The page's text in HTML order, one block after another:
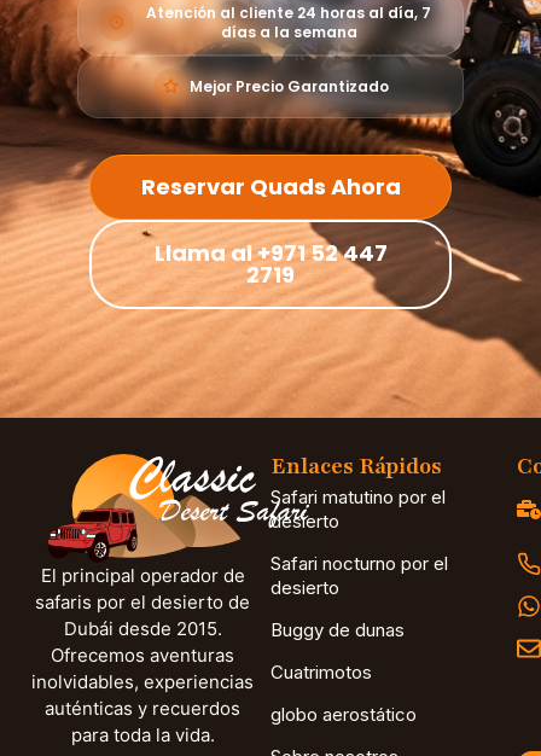
Atención al cliente 24 horas al día, 7
días a la semana
Mejor Precio Garantizado
Reservar Quads Ahora
Llama al +971 52 447
2719
El principal operador de
safaris por el desierto de
Dubái desde 2015.
Ofrecemos aventuras
inolvidables, experiencias
auténticas y recuerdos
para toda la vida.
Enlaces Rápidos
Safari matutino por el
desierto
Safari nocturno por el
desierto
Buggy de dunas
Cuatrimotos
globo aerostático